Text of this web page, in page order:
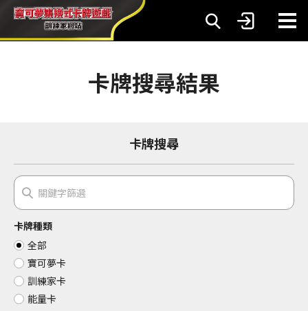
卡牌搜尋結果
卡牌搜尋
卡牌種類
全部
寶可夢卡
訓練家卡
能量卡